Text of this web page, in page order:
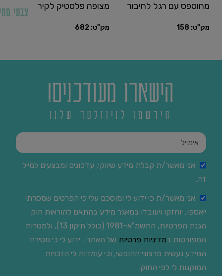
מחוספס עם רגל לחיבור
בסמוך לקיר גבס)
מק"ט: 158
מצופה פלסטיק לקיר
מק"ט: 682
הישארו מעודכנים!
הירשמו לניוזלטר שלנו
אני מאשר/ת קבלת מידע שיווקי, עדכונים ומבצעים למייל
זה.
אני מאשר/ת כי ידוע לי ומוסכם עלי כי הפרטים שמסרתי
ייאספו, יוחזקו ויעובדו במאגר מידע בהתאם להוראות חוק
הגנת הפרטיות, התשמ"א–1981 (כולל תיקון 13), ולמטרות
המפורטות במדיניות פרטיות של האתר . ידוע לי כי מסירת
המידע נעשית מרצוני החופשי, וכי עומדות לי הזכויות
המוקנות לי לפי החוק.
צבעי